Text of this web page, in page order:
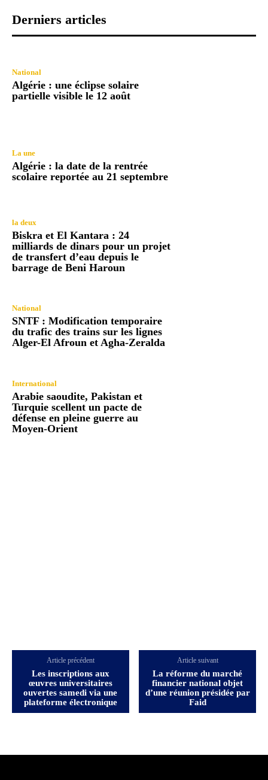
Derniers articles
National
Algérie : une éclipse solaire
partielle visible le 12 août
La une
Algérie : la date de la rentrée
scolaire reportée au 21 septembre
la deux
Biskra et El Kantara : 24
milliards de dinars pour un projet
de transfert d’eau depuis le
barrage de Beni Haroun
National
SNTF : Modification temporaire
du trafic des trains sur les lignes
Alger-El Afroun et Agha-Zeralda
International
Arabie saoudite, Pakistan et
Turquie scellent un pacte de
défense en pleine guerre au
Moyen-Orient
Article précédent
Les inscriptions aux
œuvres universitaires
ouvertes samedi via une
plateforme électronique
Article suivant
La réforme du marché
financier national objet
d’une réunion présidée par
Faid